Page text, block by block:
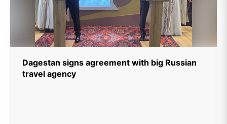
Dagestan signs agreement with big Russian
travel agency